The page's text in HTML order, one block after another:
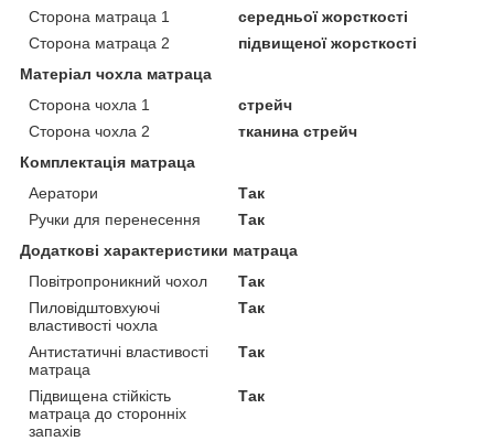
Сторона матраца 1
середньої жорсткості
Сторона матраца 2
підвищеної жорсткості
Матеріал чохла матраца
Сторона чохла 1
стрейч
Сторона чохла 2
тканина стрейч
Комплектація матраца
Аератори
Так
Ручки для перенесення
Так
Додаткові характеристики матраца
Повітропроникний чохол
Так
Пиловідштовхуючі
властивості чохла
Так
Антистатичні властивості
матраца
Так
Підвищена стійкість
матраца до сторонніх
запахів
Так